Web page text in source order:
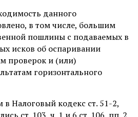
данного
в том числе, большим
пошлины с подаваемых в
исков об оспаривании
проверок и (или)
горизонтального
в Налоговый кодекс ст. 51-2,